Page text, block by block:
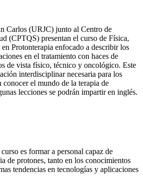
Carlos (URJC) junto al Centro de
(CPTQS) presentan el curso de Física,
Protonterapia enfocado a describir los
en el tratamiento con haces de
de vista físico, técnico y oncológico. Este
interdisciplinar necesaria para los
conocer el mundo de la terapia de
lecciones se podrán impartir en inglés.
es formar a personal capaz de
de protones, tanto en los conocimientos
tendencias en tecnologías y aplicaciones